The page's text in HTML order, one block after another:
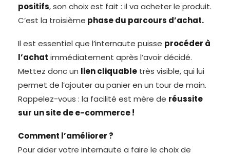
positifs, son choix est fait : il va acheter le produit.
C’est la troisième phase du parcours d’achat.
Il est essentiel que l’internaute puisse procéder à
l’achat immédiatement après l’avoir décidé.
Mettez donc un lien cliquable très visible, qui lui
permet de l’ajouter au panier en un tour de main.
Rappelez-vous : la facilité est mère de réussite
sur un site de e-commerce !
Comment l’améliorer ?
Pour aider votre internaute a faire le choix de